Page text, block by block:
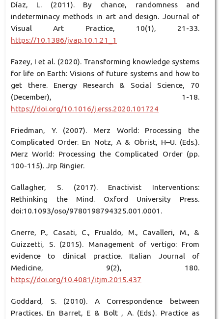
Díaz, L. (2011). By chance, randomness and
indeterminacy methods in art and design. Journal of
Visual Art Practice, 10(1), 21-33.
https://10.1386/jvap.10.1.21_1
Fazey, I et al. (2020). Transforming knowledge systems
for life on Earth: Visions of future systems and how to
get there. Energy Research & Social Science, 70
(December), 1-18.
https://doi.org/10.1016/j.erss.2020.101724
Friedman, Y. (2007). Merz World: Processing the
Complicated Order. En Notz, A & Obrist, H–U. (Eds.).
Merz World: Processing the Complicated Order (pp.
100-115). Jrp Ringier.
Gallagher, S. (2017). Enactivist Interventions:
Rethinking the Mind. Oxford University Press.
doi:10.1093/oso/9780198794325.001.0001.
Gnerre, P., Casati, C., Frualdo, M., Cavalleri, M., &
Guizzetti, S. (2015). Management of vertigo: From
evidence to clinical practice. Italian Journal of
Medicine, 9(2), 180.
https://doi.org/10.4081/itjm.2015.437
Goddard, S. (2010). A Correspondence between
Practices. En Barret, E & Bolt , A. (Eds.). Practice as